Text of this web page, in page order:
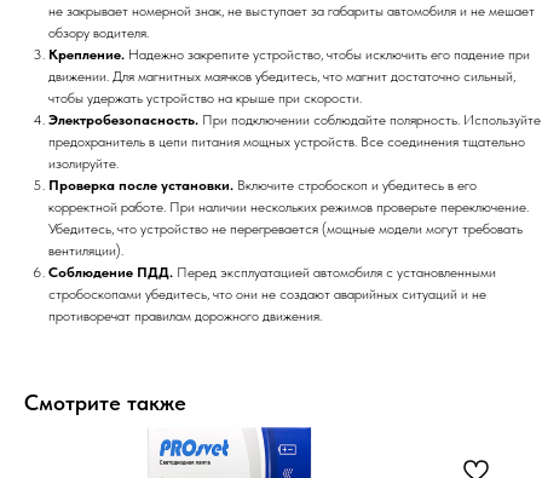
не закрывает номерной знак, не выступает за габариты автомобиля и не мешает
обзору водителя.
Крепление. Надежно закрепите устройство, чтобы исключить его падение при
движении. Для магнитных маячков убедитесь, что магнит достаточно сильный,
чтобы удержать устройство на крыше при скорости.
Электробезопасность. При подключении соблюдайте полярность. Используйте
предохранитель в цепи питания мощных устройств. Все соединения тщательно
изолируйте.
Проверка после установки. Включите стробоскоп и убедитесь в его
корректной работе. При наличии нескольких режимов проверьте переключение.
Убедитесь, что устройство не перегревается (мощные модели могут требовать
вентиляции).
Соблюдение ПДД. Перед эксплуатацией автомобиля с установленными
стробоскопами убедитесь, что они не создают аварийных ситуаций и не
противоречат правилам дорожного движения.
Смотрите также